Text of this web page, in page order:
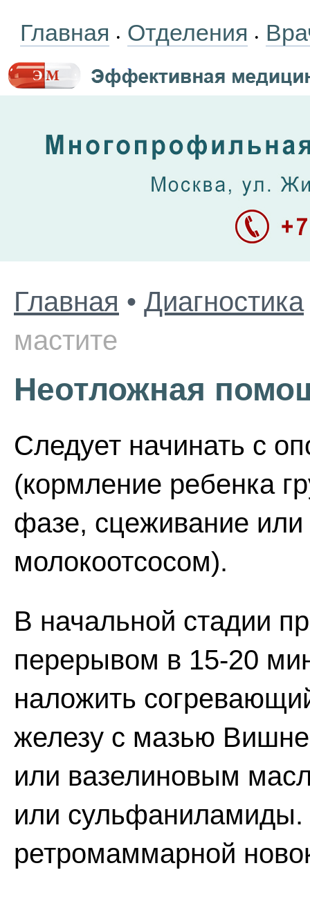
Главная • Отделения •
Главная • Диагностика
мастите
Неотложная
Следует начинать с
(кормление ребенка
фазе, сцеживание
молокоотсосом).
В начальной стадии
перерывом в 15-20
наложить
железу с мазью
или вазелиновым
или
ретромаммарной